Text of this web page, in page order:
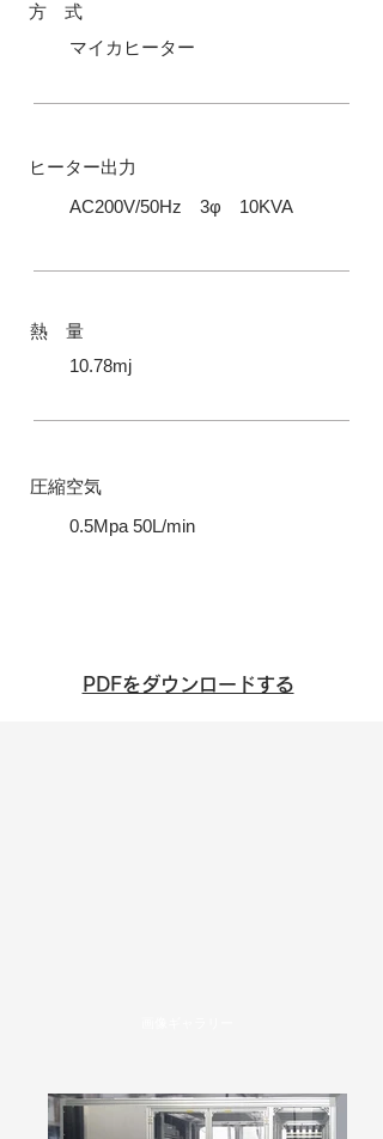
方 式
マイカヒーター
ヒーター出力
AC200V/50Hz 3φ 10KVA
​熱 量
10.78mj
​圧縮空気
0.5Mpa 50L/min
PDFをダウンロードする